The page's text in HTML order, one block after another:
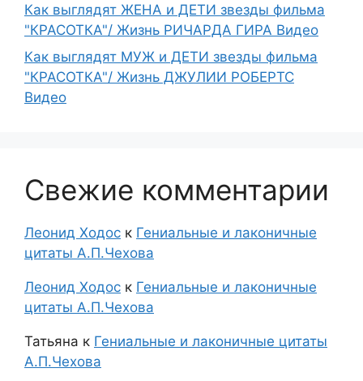
Как выглядят ЖЕНА и ДЕТИ звезды фильма
"КРАСОТКА"/ Жизнь РИЧАРДА ГИРА Видео
Как выглядят МУЖ и ДЕТИ звезды фильма
"КРАСОТКА"/ Жизнь ДЖУЛИИ РОБЕРТС
Видео
Свежие комментарии
Леонид Ходос к Гениальные и лаконичные
цитаты А.П.Чехова
Леонид Ходос к Гениальные и лаконичные
цитаты А.П.Чехова
Татьяна к Гениальные и лаконичные цитаты
А.П.Чехова